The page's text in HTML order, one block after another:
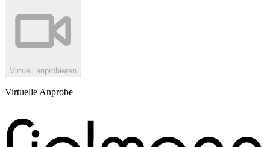
Virtuell anprobieren
Virtuelle Anprobe